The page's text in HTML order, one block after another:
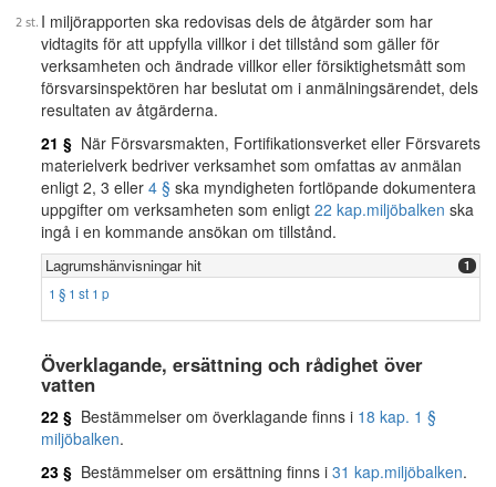
I miljörapporten ska redovisas dels de åtgärder som har
vidtagits för att uppfylla villkor i det tillstånd som gäller för
verksamheten och ändrade villkor eller försiktighetsmått som
försvarsinspektören har beslutat om i anmälningsärendet, dels
resultaten av åtgärderna.
21 § När Försvarsmakten, Fortifikationsverket eller Försvarets
materielverk bedriver verksamhet som omfattas av anmälan
enligt 2, 3 eller 4 § ska myndigheten fortlöpande dokumentera
uppgifter om verksamheten som enligt 22 kap.miljöbalken ska
ingå i en kommande ansökan om tillstånd.
Lagrumshänvisningar hit 1
1 § 1 st 1 p
Överklagande, ersättning och rådighet över
vatten
22 § Bestämmelser om överklagande finns i 18 kap. 1 §
miljöbalken.
23 § Bestämmelser om ersättning finns i 31 kap.miljöbalken.